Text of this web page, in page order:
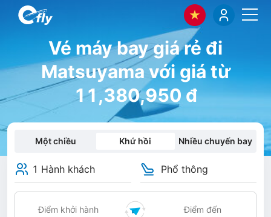
Vé máy bay giá rẻ đi
Matsuyama với giá từ
11,380,950 đ
Một chiều Khứ hồi Nhiều chuyến bay
1 Hành khách Phổ thông